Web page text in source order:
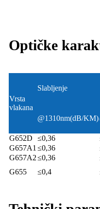
Optičke
Vrsta
vlakana
Slabljenje
@1310nm(dB/KM)
G652D ≤0,36
G657A1 ≤0,36
G657A2≤0,36
G655
≤0,4